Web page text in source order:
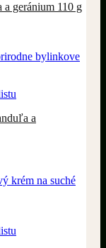
a geránium 110 g
a